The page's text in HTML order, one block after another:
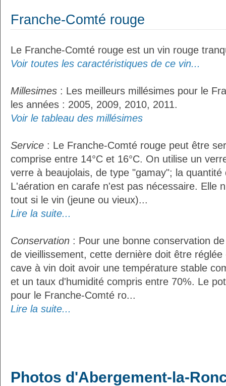
Franche-Comté rouge
Le Franche-Comté rouge est un vin rouge
Voir toutes les caractéristiques de ce vin...
Millesimes : Les meilleurs millésimes pour le
les années : 2005, 2009, 2010, 2011.
Voir le tableau des millésimes
Service : Le Franche-Comté rouge peut être
comprise entre 14°C et 16°C. On utilise un
verre à beaujolais, de type "gamay"; la
L'aération en carafe n'est pas nécessaire. Elle
tout si le vin (jeune ou vieux)...
Lire la suite...
Conservation : Pour une bonne conservation
de vieillissement, cette dernière doit être réglée
cave à vin doit avoir une température stable
et un taux d'humidité compris entre 70%. Le
pour le Franche-Comté ro...
Lire la suite...
Photos d'Abergement-la-